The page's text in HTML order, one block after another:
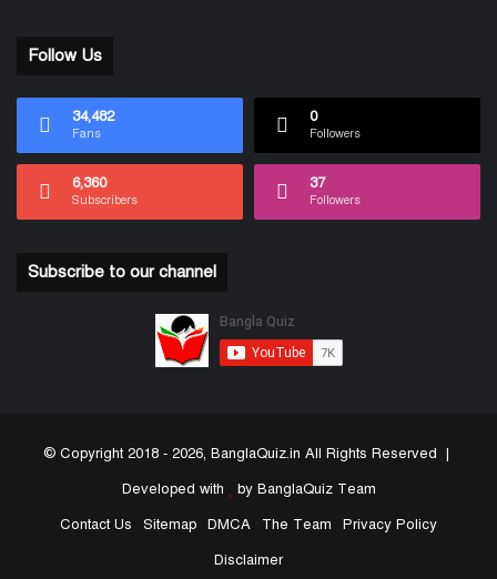
Follow Us
34,482
Fans
0
Followers
6,360
Subscribers
37
Followers
Subscribe to our channel
© Copyright 2018 - 2026, BanglaQuiz.in All Rights Reserved |
Developed with
by BanglaQuiz Team
Contact Us
Sitemap DMCA The Team
Privacy Policy
Disclaimer